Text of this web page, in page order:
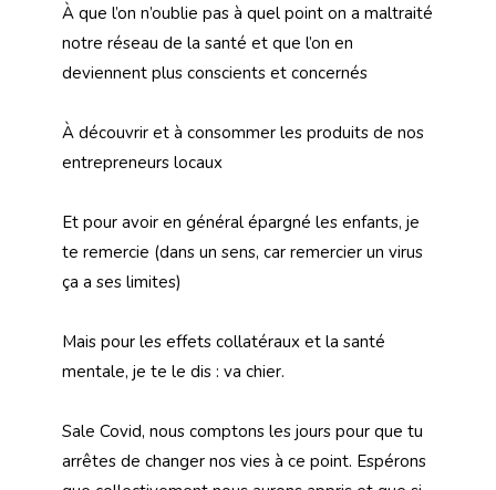
À que l’on n’oublie pas à quel point on a maltraité
notre réseau de la santé et que l’on en
deviennent plus conscients et concernés
À découvrir et à consommer les produits de nos
entrepreneurs locaux
Et pour avoir en général épargné les enfants, je
te remercie (dans un sens, car remercier un virus
ça a ses limites)
Mais pour les effets collatéraux et la santé
mentale, je te le dis : va chier.
Sale Covid, nous comptons les jours pour que tu
arrêtes de changer nos vies à ce point. Espérons